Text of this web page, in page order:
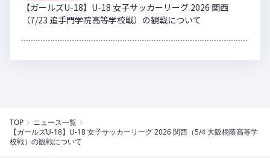
【ガールズU-18】U-18 女子サッカーリーグ 2026 関西
（7/23 追手門学院高等学校戦）の観戦について
TOP
ニュース一覧
【ガールズU-18】U-18 女子サッカーリーグ 2026 関西（5/4 大阪桐蔭高等学
校戦）の観戦について